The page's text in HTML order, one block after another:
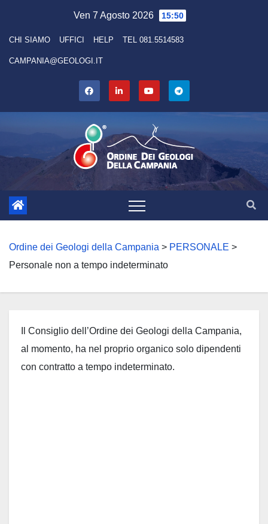
content
Ven 7 Agosto 2026 15:50
CHI SIAMO UFFICI HELP TEL 081.5514583
CAMPANIA@GEOLOGI.IT
Ordine dei Geologi della Campania > PERSONALE >
Personale non a tempo indeterminato
Il Consiglio dell’Ordine dei Geologi della Campania,
al momento, ha nel proprio organico solo dipendenti
con contratto a tempo indeterminato.